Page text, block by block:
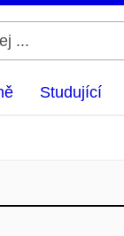
Studující